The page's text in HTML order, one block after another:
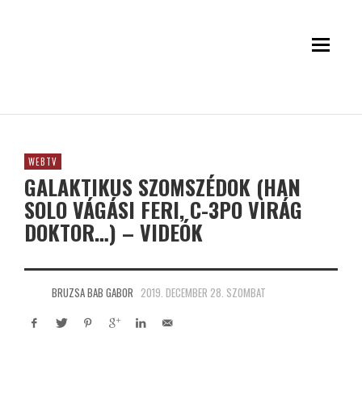
WEBTV
GALAKTIKUS SZOMSZÉDOK (HAN
SOLO VÁGÁSI FERI, C-3PO VIRÁG
DOKTOR…) – VIDEÓK
BRUZSA BAB GABOR 2019. DECEMBER 28. SZOMBAT